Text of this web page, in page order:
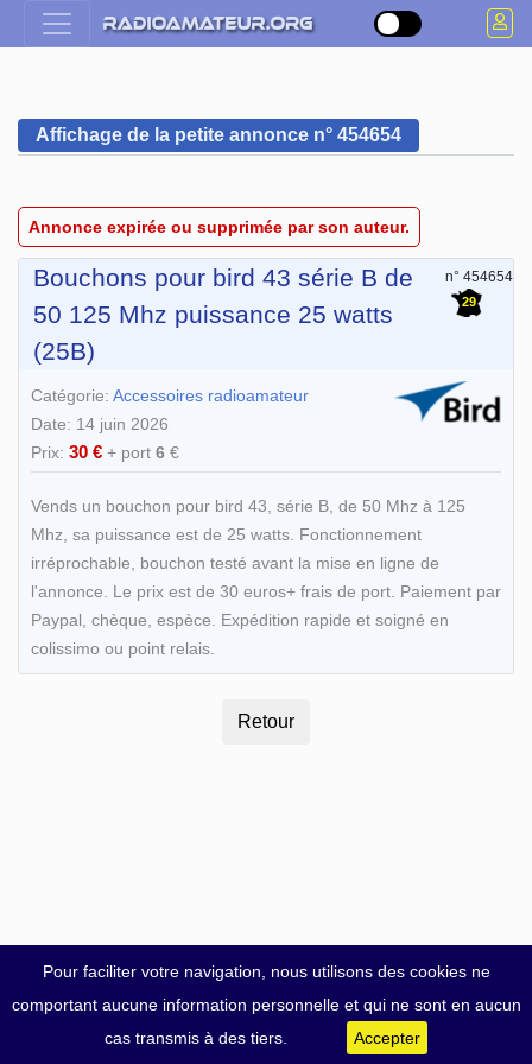
Pour faciliter votre navigation, nous utilisons des cookies ne
comportant aucune information personnelle et qui ne sont en aucun
cas transmis à des tiers.
Accepter
Affichage de la petite annonce n° 454654
Annonce expirée ou supprimée par son auteur.
Bouchons pour bird 43 série B de
50 125 Mhz puissance 25 watts
(25B)
n° 454654
29
Catégorie: Accessoires radioamateur
Date: 14 juin 2026
Prix: 30 € + port 6€
Vends un bouchon pour bird 43, série B, de 50 Mhz à 125
Mhz, sa puissance est de 25 watts. Fonctionnement
irréprochable, bouchon testé avant la mise en ligne de
l'annonce. Le prix est de 30 euros+ frais de port. Paiement par
Paypal, chèque, espèce. Expédition rapide et soigné en
colissimo ou point relais.